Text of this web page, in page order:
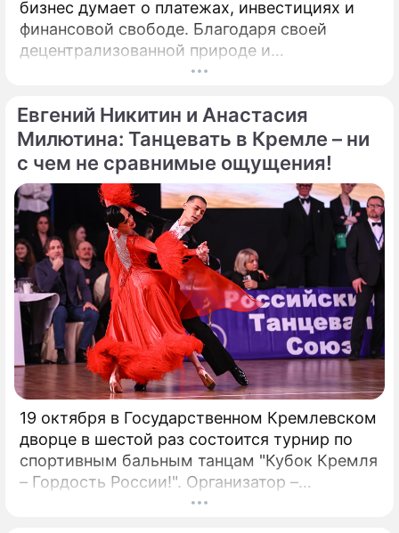
бизнес думает о платежах, инвестициях и
финансовой свободе. Благодаря своей
децентрализованной природе и
безграничной функциональности Биткойн
возможности для расширения своего
присутствия. Однако наряду с
преимуществами возникают и серьезные
проблемы, особенно в нормативно-
правовой сфере. Понимание этих
препятствий имеет важное значение для
предприятий, рассматривающих
возможность внедрения Биткойна.
Евгений Никитин и Анастасия
Милютина: Танцевать в Кремле – ни
с чем не сравнимые ощущения!
19 октября в Государственном Кремлевском
дворце в шестой раз состоится турнир по
спортивным бальным танцам "Кубок Кремля
– Гордость России!". Организатор –
президент Российского танцевального